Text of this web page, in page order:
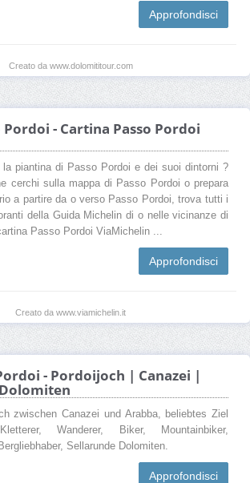
Approfondisci
Creato da www.dolomititour.com
Pordoi - Cartina Passo Pordoi
piantina di Passo Pordoi e dei suoi dintorni ?
cerchi sulla mappa di Passo Pordoi o prepara
a partire da o verso Passo Pordoi, trova tutti i
della Guida Michelin di o nelle vicinanze di
Passo Pordoi ViaMichelin ...
Approfondisci
Creato da www.viamichelin.it
- Pordoijoch | Canazei |
zwischen Canazei und Arabba, beliebtes Ziel
Wanderer, Biker, Mountainbiker,
Sellarunde Dolomiten.
Approfondisci